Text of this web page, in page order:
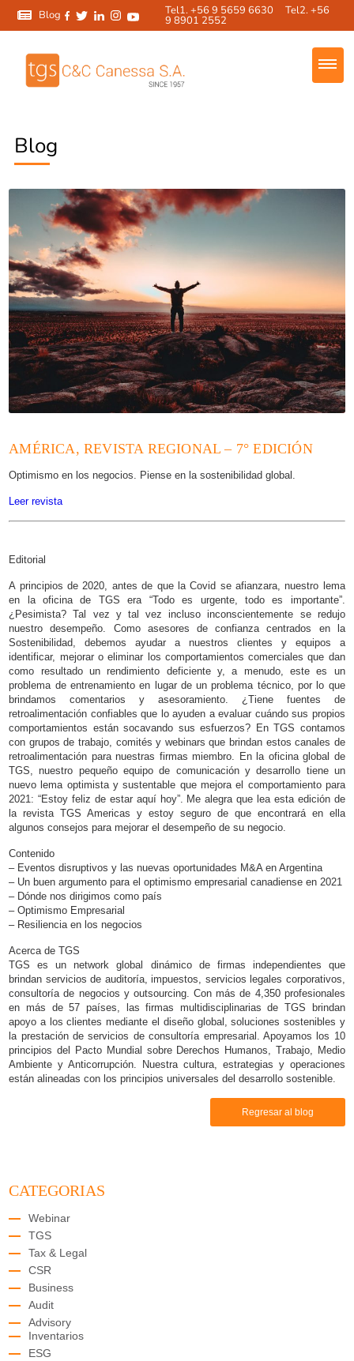
Blog Tel1. +56 9 5659 6630 Tel2. +56
9 8901 2552
Blog
AMÉRICA, REVISTA REGIONAL – 7° EDICIÓN
Optimismo en los negocios. Piense en la sostenibilidad global.
Leer revista
Editorial
A principios de 2020, antes de que la Covid se afianzara, nuestro lema
en la oficina de TGS era “Todo es urgente, todo es importante”.
¿Pesimista? Tal vez y tal vez incluso inconscientemente se redujo
nuestro desempeño. Como asesores de confianza centrados en la
Sostenibilidad, debemos ayudar a nuestros clientes y equipos a
identificar, mejorar o eliminar los comportamientos comerciales que dan
como resultado un rendimiento deficiente y, a menudo, este es un
problema de entrenamiento en lugar de un problema técnico, por lo que
brindamos comentarios y asesoramiento. ¿Tiene fuentes de
retroalimentación confiables que lo ayuden a evaluar cuándo sus propios
comportamientos están socavando sus esfuerzos? En TGS contamos
con grupos de trabajo, comités y webinars que brindan estos canales de
retroalimentación para nuestras firmas miembro. En la oficina global de
TGS, nuestro pequeño equipo de comunicación y desarrollo tiene un
nuevo lema optimista y sustentable que mejora el comportamiento para
2021: “Estoy feliz de estar aquí hoy”. Me alegra que lea esta edición de
la revista TGS Americas y estoy seguro de que encontrará en ella
algunos consejos para mejorar el desempeño de su negocio.
Contenido
– Eventos disruptivos y las nuevas oportunidades M&A en Argentina
– Un buen argumento para el optimismo empresarial canadiense en 2021
– Dónde nos dirigimos como país
– Optimismo Empresarial
– Resiliencia en los negocios
Acerca de TGS
TGS es un network global dinámico de firmas independientes que
brindan servicios de auditoría, impuestos, servicios legales corporativos,
consultoría de negocios y outsourcing. Con más de 4,350 profesionales
en más de 57 países, las firmas multidisciplinarias de TGS brindan
apoyo a los clientes mediante el diseño global, soluciones sostenibles y
la prestación de servicios de consultoría empresarial. Apoyamos los 10
principios del Pacto Mundial sobre Derechos Humanos, Trabajo, Medio
Ambiente y Anticorrupción. Nuestra cultura, estrategias y operaciones
están alineadas con los principios universales del desarrollo sostenible.
Regresar al blog
CATEGORIAS
Webinar
TGS
Tax & Legal
CSR
Business
Audit
Advisory
Inventarios
ESG